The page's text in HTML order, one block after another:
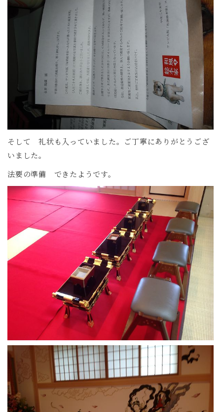
そして 礼状も入っていました。ご丁寧にありがとうござ
いました。
法要の準備 できたようです。